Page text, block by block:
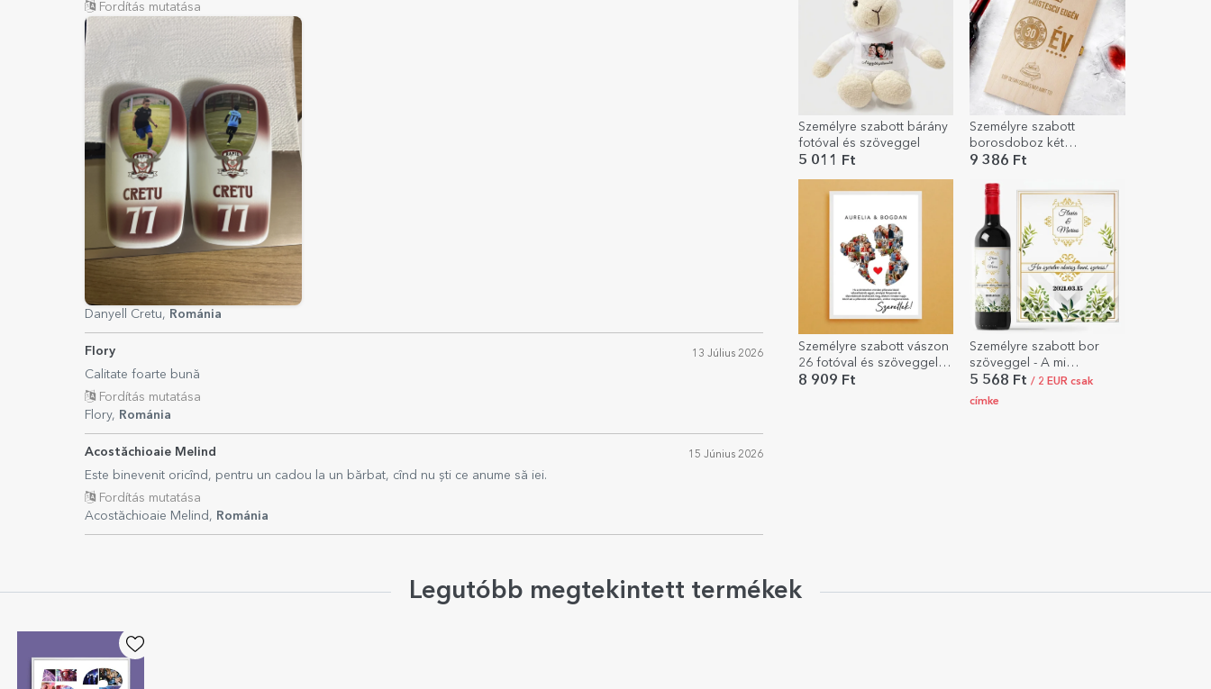
Személyre szabott bárány
fotóval és szöveggel
5 011 Ft
Személyre szabott
borosdoboz két
palackhoz – Boldog
9 386 Ft
Személyre szabott vászon
26 fotóval és szöveggel
pároknak – A mi
8 909 Ft
Személyre szabott bor
szöveggel - A mi
történetünk
5 568 Ft/ 2 EUR csak
címke
Fordítás mutatása
Danyell Cretu, Románia
Flory 13 Július 2026
Calitate foarte bună
Fordítás mutatása
Flory, Románia
Acostăchioaie Melind 15 Június 2026
Este binevenit oricînd, pentru un cadou la un bărbat, cînd nu ști ce anume să iei.
Fordítás mutatása
Acostăchioaie Melind, Románia
Legutóbb megtekintett termékek